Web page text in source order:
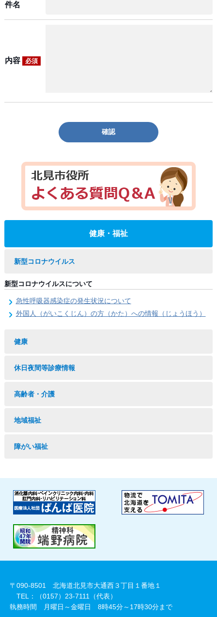
件名
内容 必須
確認
健康・福祉
新型コロナウイルス
新型コロナウイルスについて
急性呼吸器感染症の発生状況について
外国人（がいこくじん）の方（かた）への情報（じょうほう）
健康
休日夜間等診療情報
高齢者・介護
地域福祉
障がい福祉
〒090-8501 北海道北見市大通西３丁目１番地１
TEL：（0157）23-7111（代表）
執務時間 月曜日～金曜日 8時45分～17時30分まで